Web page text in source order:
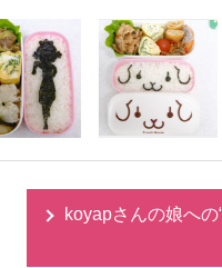
koyapさんの娘へ